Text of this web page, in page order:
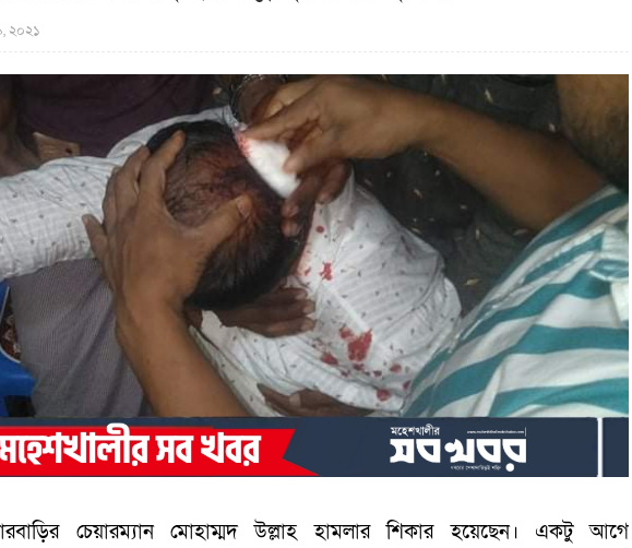
২০২১
চেয়ারম্যান মোহাম্মদ উল্লাহ হামলার শিকার হয়েছেন। একটু আগে